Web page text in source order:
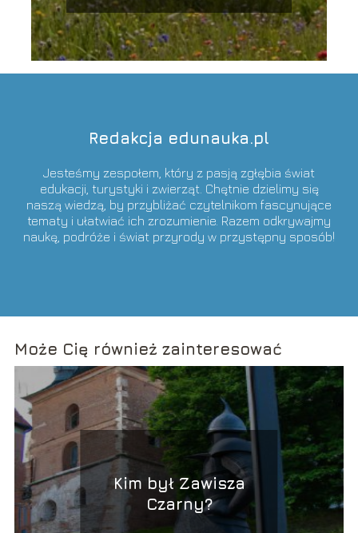
Redakcja edunauka.pl
Jesteśmy zespołem, który z pasją zgłębia świat
edukacji, turystyki i zwierząt. Chętnie dzielimy się
naszą wiedzą, by przybliżać czytelnikom fascynujące
tematy i ułatwiać ich zrozumienie. Razem odkrywajmy
naukę, podróże i świat przyrody w przystępny sposób!
Może Cię również zainteresować
Kim był Zawisza
Czarny?